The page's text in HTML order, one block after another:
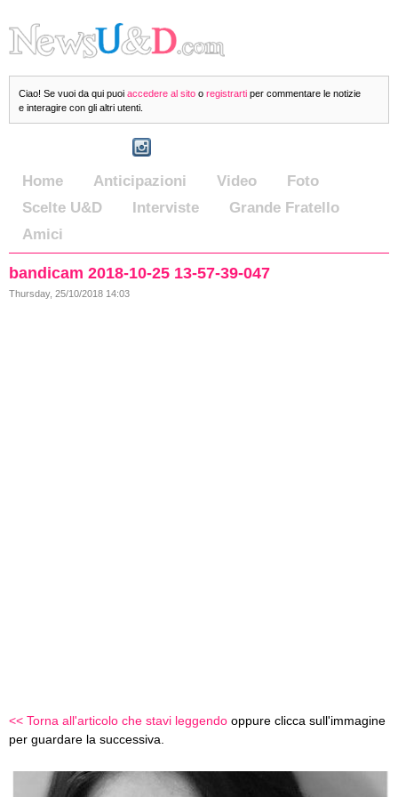
Ciao! Se vuoi da qui puoi accedere al sito o registrarti per commentare le notizie
e interagire con gli altri utenti.
Home Anticipazioni Video
Foto
Scelte U&D
Interviste
Grande Fratello
Amici
bandicam 2018-10-25 13-57-39-047
Thursday, 25/10/2018 14:03
<< Torna all'articolo che stavi leggendo oppure clicca sull'immagine
per guardare la successiva.